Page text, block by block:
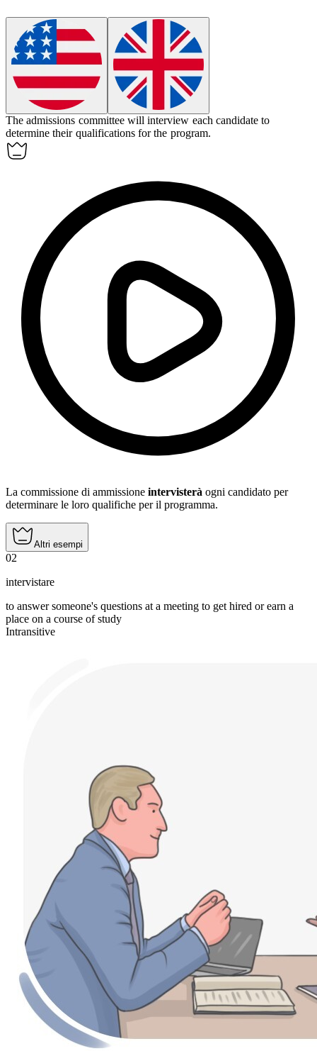
The admissions committee willinterview each candidate to
determine their qualifications for the program.
La commissione di ammissione intervisterà ogni candidato per
determinare le loro qualifiche per il programma.
Altri esempi
02
intervistare
to answer someone's questions at a meeting to get hired or earn a
place on a course of study
Intransitive